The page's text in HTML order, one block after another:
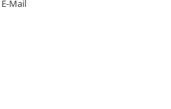
E-Mail